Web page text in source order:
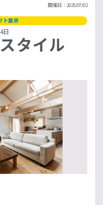
開催日：2025/07/02
ト業界
日
タイル